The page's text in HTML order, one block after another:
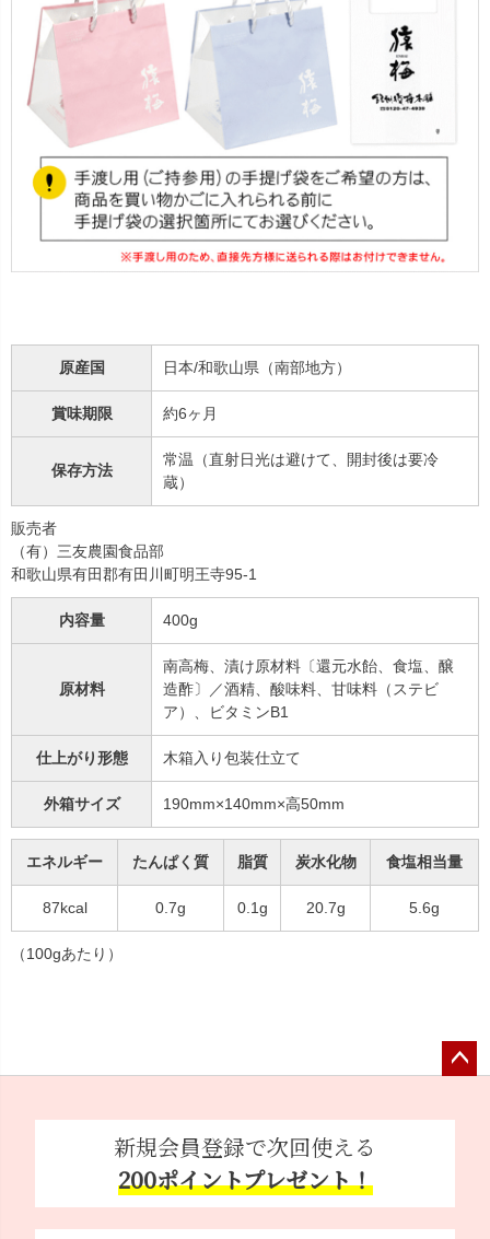
原産国 日本/和歌山県（南部地方）
賞味期限 約6ヶ月
保存方法
常温（直射日光は避けて、開封後は要冷
蔵）
販売者
（有）三友農園食品部
和歌山県有田郡有田川町明王寺95-1
内容量 400g
原材料
南高梅、漬け原材料〔還元水飴、食塩、醸
造酢〕／酒精、酸味料、甘味料（ステビ
ア）、ビタミンB1
仕上がり形態 木箱入り包装仕立て
外箱サイズ 190mm×140mm×高50mm
エネルギー たんぱく質 脂質 炭水化物 食塩相当量
87kcal 0.7g 0.1g 20.7g 5.6g
（100gあたり）
新規会員登録で次回使える
200ポイントプレゼント！